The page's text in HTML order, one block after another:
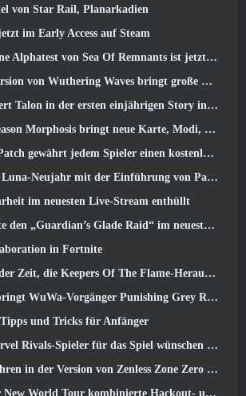
von Star Rail, Planarkadien
im Early Access auf Steam
Alphatest von Sea Of Remnants ist jetzt live
Wuthering Waves bringt große Lore-Drops und QoL-Änderungen
ersten einjährigen Story in Overwatch zurück (Keine „2“, Blizzard lässt das fallen)
bringt neue Karte, Modi, Und von Spielern gewünschte Verbesserungen
jedem Spieler einen kostenlosen Sechs-Sterne-Charakter seiner Wahl
mit der Einführung von Palia’s Winter Wonder: Riffrocin‘ Neujahrs-Update
im neuesten Live-Stream enthüllt
Glade Raid“ im neuesten Update von Guild Wars 2
in Fortnite
Of The Flame-Herausforderungen in Path of Exile während Legacy Of Phrecia zu meistern
WuWa-Vorgänger Punishing Grey Raven auf Steam
und Tricks für Anfänger
Rivals-Spieler für das Spiel wünschen 2026
von Zenless Zone Zero endlich nach Hause in die Sixth Street zurück 2.6 Aktualisieren
World Tour kombinierte Hackout- und Orbitallaser